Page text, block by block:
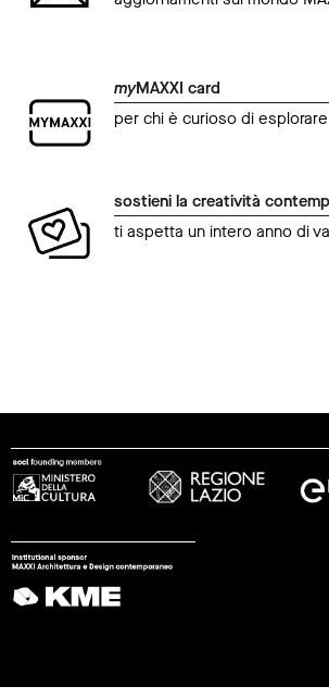
myMAXXI card
per chi è curioso di
sostieni la creatività
ti aspetta un intero anno di